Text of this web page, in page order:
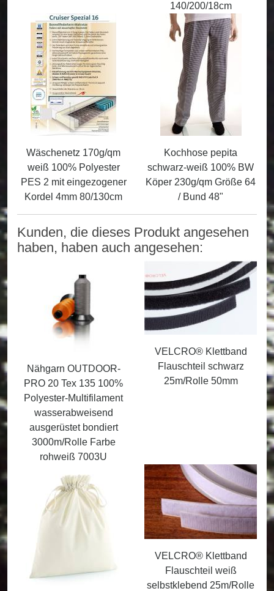
140/200/18cm
Wäschenetz 170g/qm
weiß 100% Polyester
PES 2 mit eingezogener
Kordel 4mm 80/130cm
Kochhose pepita
schwarz-weiß 100% BW
Köper 230g/qm Größe 64
/ Bund 48"
Kunden, die dieses Produkt angesehen
haben, haben auch angesehen:
Nähgarn OUTDOOR-
PRO 20 Tex 135 100%
Polyester-Multifilament
wasserabweisend
ausgerüstet bondiert
3000m/Rolle Farbe
rohweiß 7003U
VELCRO® Klettband
Flauschteil schwarz
25m/Rolle 50mm
VELCRO® Klettband
Flauschteil weiß
selbstklebend 25m/Rolle